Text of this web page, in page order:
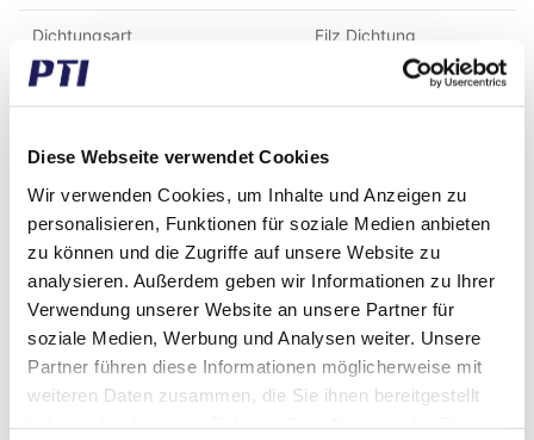
Diese Webseite verwendet Cookies
Wir verwenden Cookies, um Inhalte und Anzeigen zu
personalisieren, Funktionen für soziale Medien anbieten
zu können und die Zugriffe auf unsere Website zu
analysieren. Außerdem geben wir Informationen zu Ihrer
Verwendung unserer Website an unsere Partner für
soziale Medien, Werbung und Analysen weiter. Unsere
Partner führen diese Informationen möglicherweise mit
weiteren Daten zusammen, die Sie ihnen bereitgestellt
Dichtungsart Filz Dichtung
Montage Lochabstand (mm)
Wellenbefestigung Feste Passung
Deckel Geschlossener Deckel
Zusammen mit diesem Produkt gekauft